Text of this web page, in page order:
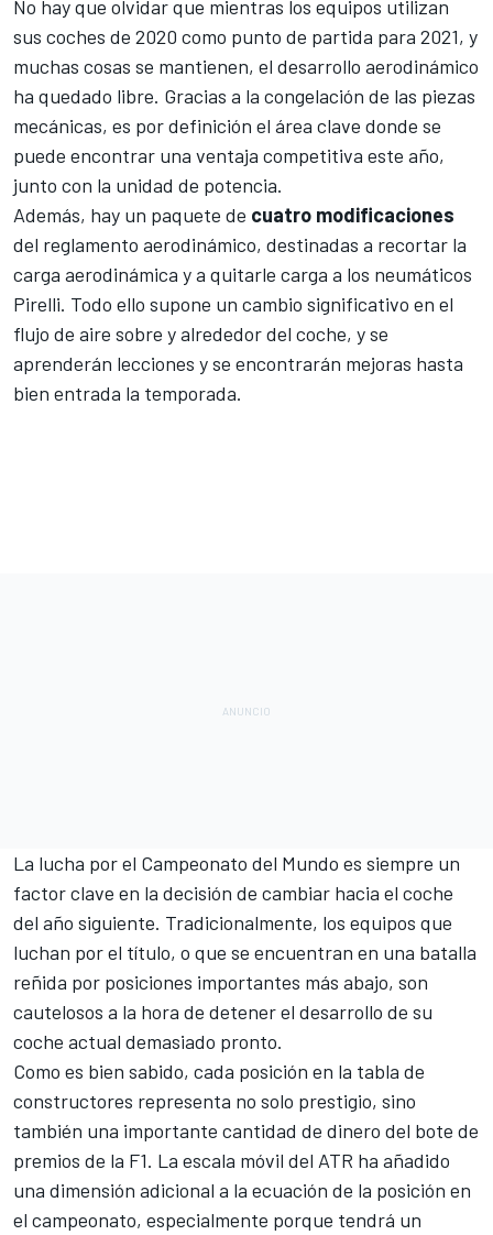
No hay que olvidar que mientras los equipos utilizan
sus coches de 2020 como punto de partida para 2021, y
muchas cosas se mantienen, el desarrollo aerodinámico
ha quedado libre. Gracias a la congelación de las piezas
mecánicas, es por definición el área clave donde se
puede encontrar una ventaja competitiva este año,
junto con la unidad de potencia.
Además, hay un paquete de cuatro modificaciones
del reglamento aerodinámico, destinadas a recortar la
carga aerodinámica y a quitarle carga a los neumáticos
Pirelli. Todo ello supone un cambio significativo en el
flujo de aire sobre y alrededor del coche, y se
aprenderán lecciones y se encontrarán mejoras hasta
bien entrada la temporada.
La lucha por el Campeonato del Mundo es siempre un
factor clave en la decisión de cambiar hacia el coche
del año siguiente. Tradicionalmente, los equipos que
luchan por el título, o que se encuentran en una batalla
reñida por posiciones importantes más abajo, son
cautelosos a la hora de detener el desarrollo de su
coche actual demasiado pronto.
Como es bien sabido, cada posición en la tabla de
constructores representa no solo prestigio, sino
también una importante cantidad de dinero del bote de
premios de la F1. La escala móvil del ATR ha añadido
una dimensión adicional a la ecuación de la posición en
el campeonato, especialmente porque tendrá un